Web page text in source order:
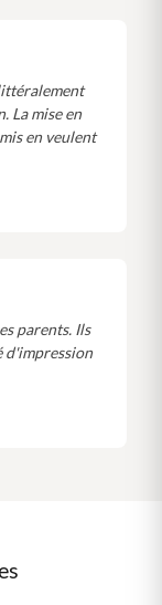
La mise en
en veulent
parents. Ils
d'impression